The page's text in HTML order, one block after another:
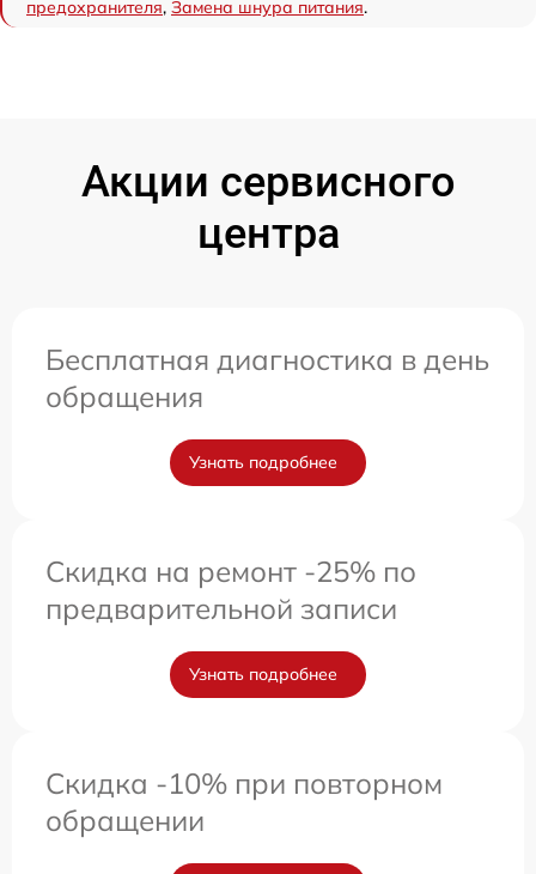
предохранителя, Замена шнура питания.
Акции сервисного
центра
Бесплатная диагностика в день
обращения
Узнать подробнее
Скидка на ремонт -25% по
предварительной записи
Узнать подробнее
Скидка -10% при повторном
обращении